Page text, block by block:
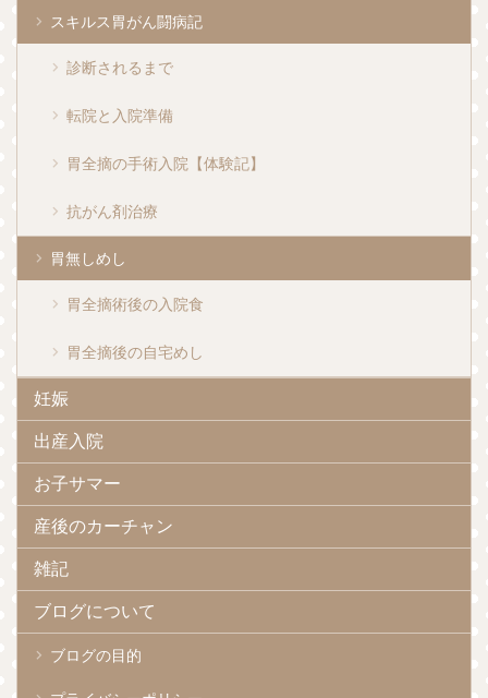
スキルス胃がん闘病記
診断されるまで
転院と入院準備
胃全摘の手術入院【体験記】
抗がん剤治療
胃無しめし
胃全摘術後の入院食
胃全摘後の自宅めし
妊娠
出産入院
お子サマー
産後のカーチャン
雑記
ブログについて
ブログの目的